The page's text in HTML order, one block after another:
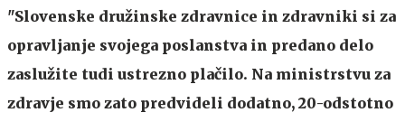
"Slovenske družinske zdravnice in zdravniki si za
opravljanje svojega poslanstva in predano delo
zaslužite tudi ustrezno plačilo. Na ministrstvu za
zdravje smo zato predvideli dodatno, 20-odstotno